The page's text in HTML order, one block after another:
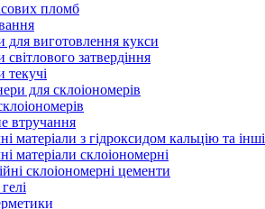
пломб
для виготовлення кукси
затвердіння
текучі
для склоіономерів
втручання
матеріали з гідроксидом кальцію та інші
матеріали склоіономерні
склоіономерні цементи